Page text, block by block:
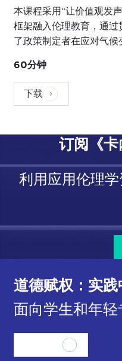
本课程采用“让价值观发
框架融入伦理教育，通
了政策制定者在应对气候
60分钟
下载
订阅《卡
利用应用伦理
道德赋权：实践
面向学生和年